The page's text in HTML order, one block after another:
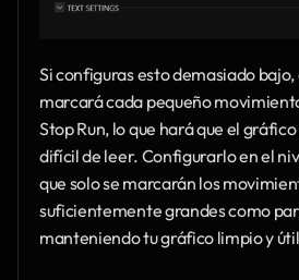
Si configuras esto demasiado
marcará cada pequeño
Stop Run, lo que hará que el
difícil de leer. Configurarlo en el
que solo se marcarán los
suficientemente grandes como
manteniendo tu gráfico limpio y